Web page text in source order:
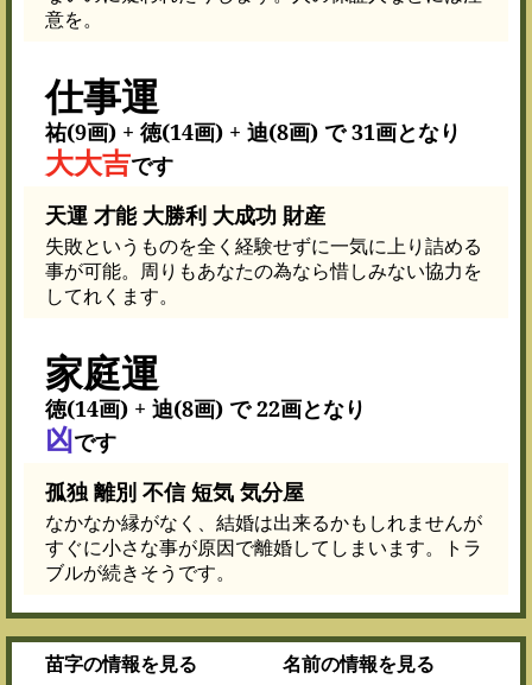
意を。
仕事運
祐(9画) + 徳(14画) + 迪(8画) で 31画となり
大大吉です
天運 才能 大勝利 大成功 財産
失敗というものを全く経験せずに一気に上り詰める
事が可能。周りもあなたの為なら惜しみない協力を
してれくます。
家庭運
徳(14画) + 迪(8画) で 22画となり
凶です
孤独 離別 不信 短気 気分屋
なかなか縁がなく、結婚は出来るかもしれませんが
すぐに小さな事が原因で離婚してしまいます。トラ
ブルが続きそうです。
苗字の情報を見る 名前の情報を見る